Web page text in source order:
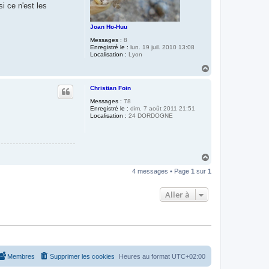
n
a
c
Joan Ho-Huu
Messages : 8
Enregistré le : lun. 19 juil. 2010 13:08
Localisation : Lyon
ce n'est les
Christian Foin
Messages : 78
Enregistré le : dim. 7 août 2011 21:51
Localisation : 24 DORDOGNE
u
4 messages • Page 1 sur 1
Aller à
Heures au format UTC+02:00
Supprimer les cookies
Membres